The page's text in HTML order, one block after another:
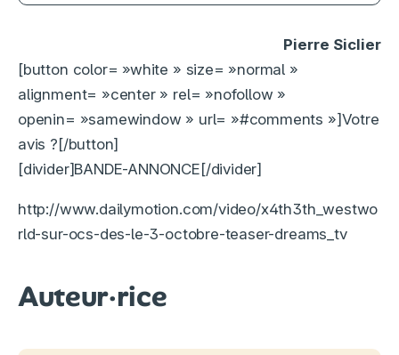
Pierre Siclier
[button color= »white » size= »normal »
alignment= »center » rel= »nofollow »
openin= »samewindow » url= »#comments »]Votre
avis ?[/button]
[divider]BANDE-ANNONCE[/divider]
http://www.dailymotion.com/video/x4th3th_westwo
rld-sur-ocs-des-le-3-octobre-teaser-dreams_tv
Auteur·rice